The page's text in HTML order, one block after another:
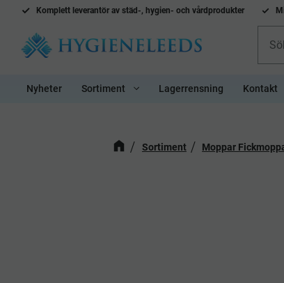
Komplett leverantör av städ-, hygien- och vårdprodukter
Nyheter Sortiment Lagerrensning Kontakt
Sortiment Moppar